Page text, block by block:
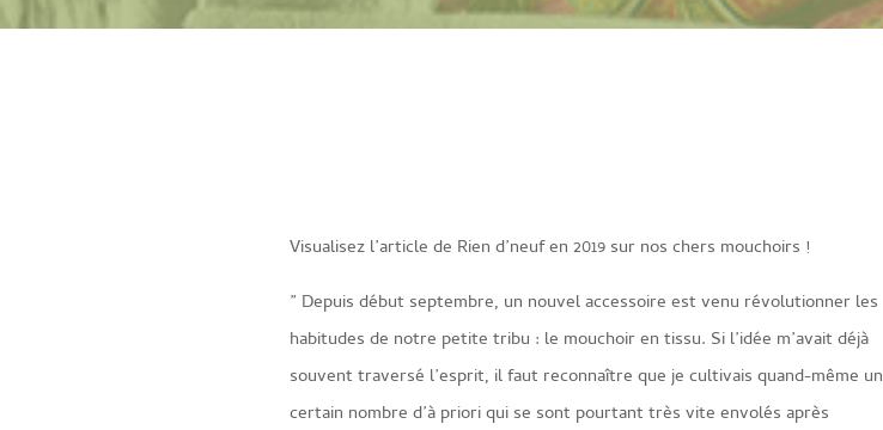
Visualisez l’article de Rien d’neuf en 2019 sur nos chers mouchoirs !
” Depuis début septembre, un nouvel accessoire est venu révolutionner les
habitudes de notre petite tribu : le mouchoir en tissu. Si l’idée m’avait déjà
souvent traversé l’esprit, il faut reconnaître que je cultivais quand-même un
certain nombre d’à priori qui se sont pourtant très vite envolés après